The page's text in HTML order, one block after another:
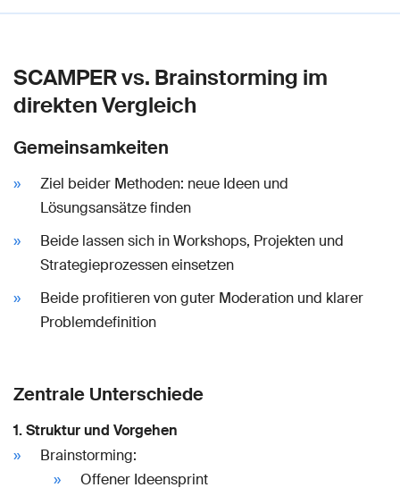
SCAMPER vs. Brainstorming im
direkten Vergleich
Gemeinsamkeiten
Ziel beider Methoden: neue Ideen und
Lösungsansätze finden
Beide lassen sich in Workshops, Projekten und
Strategieprozessen einsetzen
Beide profitieren von guter Moderation und klarer
Problemdefinition
Zentrale Unterschiede
1. Struktur und Vorgehen
Brainstorming:
Offener Ideensprint